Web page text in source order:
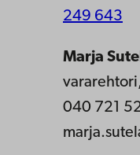
249 643
Marja
040 721